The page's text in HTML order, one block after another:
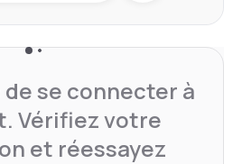
se connecter à
Vérifiez votre
et réessayez